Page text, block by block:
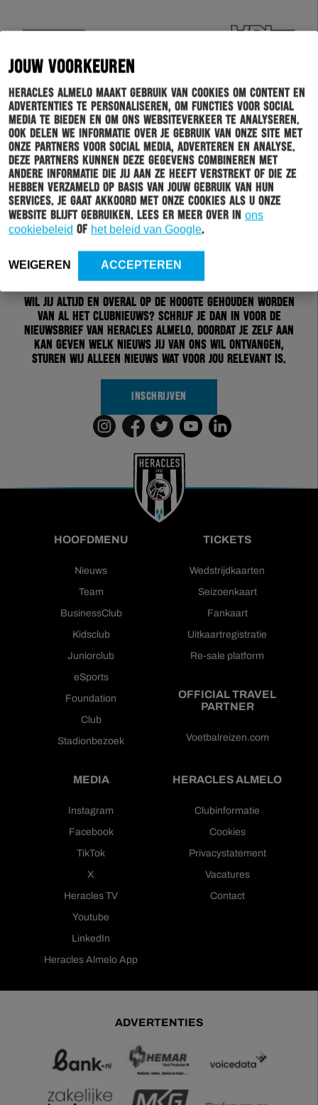
JOUW VOORKEUREN
Heracles Almelo maakt gebruik van cookies om content en
advertenties te personaliseren, om functies voor social
media te bieden en om ons websiteverkeer te analyseren.
Ook delen we informatie over je gebruik van onze site met
onze partners voor social media, adverteren en analyse.
Deze partners kunnen deze gegevens combineren met
andere informatie die jij aan ze heeft verstrekt of die ze
hebben verzameld op basis van jouw gebruik van hun
services. Je gaat akkoord met onze cookies als u onze
website blijft gebruiken. Lees er meer over in ons
cookiebeleid of het beleid van Google.
WEIGEREN ACCEPTEREN
Schrijf je in voor onze nieuwsbrief
Wil jij altijd en overal op de hoogte gehouden worden
van al het clubnieuws? Schrijf je dan in voor de
nieuwsbrief van Heracles Almelo. Doordat je zelf aan
kan geven welk nieuws jij van ons wil ontvangen,
sturen wij alleen nieuws wat voor jou relevant is.
INSCHRIJVEN
HOOFDMENU
Nieuws
Team
BusinessClub
Kidsclub
Juniorclub
eSports
Foundation
Club
Stadionbezoek
TICKETS
Wedstrijdkaarten
Seizoenkaart
Fankaart
Uitkaartregistratie
Re-sale platform
OFFICIAL TRAVEL
PARTNER
Voetbalreizen.com
MEDIA
Instagram
Facebook
TikTok
X
Heracles TV
Youtube
LinkedIn
Heracles Almelo App
HERACLES ALMELO
Clubinformatie
Cookies
Privacystatement
Vacatures
Contact
ADVERTENTIES